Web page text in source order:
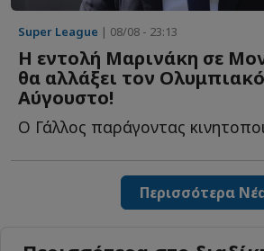
Super League | 08/08 - 23:13
Η εντολή Μαρινάκη σε
θα αλλάξει τον
Αύγουστο!
Ο Γάλλος παράγοντας
Περισσότερα